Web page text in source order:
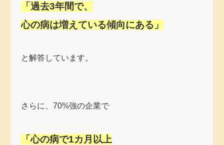
「過去3年間で、
心の病は増えている傾向にある」
と解答しています。
さらに、70%強の企業で
「心の病で1カ月以上